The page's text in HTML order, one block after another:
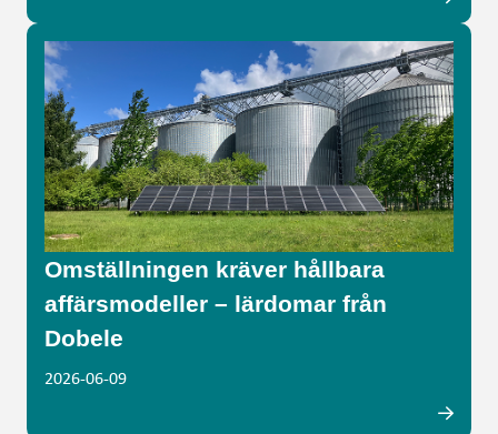
Omställningen kräver hållbara
affärsmodeller – lärdomar från
Dobele
2026-06-09